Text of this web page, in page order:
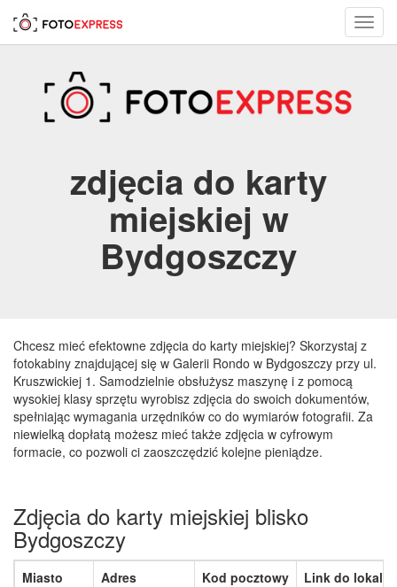
zdjęcia do karty
miejskiej w
Bydgoszczy
Chcesz mieć efektowne zdjęcia do karty miejskiej? Skorzystaj z
fotokabiny znajdującej się w Galerii Rondo w Bydgoszczy przy ul.
Kruszwickiej 1. Samodzielnie obsłużysz maszynę i z pomocą
wysokiej klasy sprzętu wyrobisz zdjęcia do swoich dokumentów,
spełniając wymagania urzędników co do wymiarów fotografii. Za
niewielką dopłatą możesz mieć także zdjęcia w cyfrowym
formacie, co pozwoli ci zaoszczędzić kolejne pieniądze.
Zdjęcia do karty miejskiej blisko
Bydgoszczy
Miasto Adres Kod pocztowy
Link do